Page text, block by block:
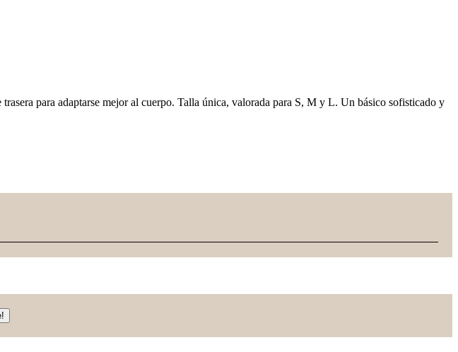
para adaptarse mejor al cuerpo. Talla única, valorada para S, M y L. Un básico sofisticado y